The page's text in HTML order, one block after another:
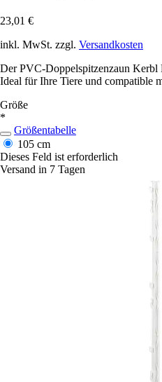
23,01 €
inkl. MwSt. zzgl. Versandkosten
Der PVC-Doppelspitzenzaun Kerbl
Ideal für Ihre Tiere und compatible
Größe
*
Größentabelle
105 cm
Dieses Feld ist erforderlich
Versand in 7 Tagen